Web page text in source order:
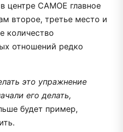
центре САМОЕ главное
второе, третье место и
количество
отношений редко
это упражнение
его делать,
будет пример,